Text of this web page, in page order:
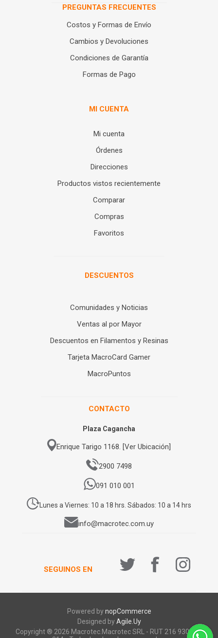
PREGUNTAS FRECUENTES
Costos y Formas de Envío
Cambios y Devoluciones
Condiciones de Garantía
Formas de Pago
MI CUENTA
Mi cuenta
Órdenes
Direcciones
Productos vistos recientemente
Comparar
Compras
Favoritos
DESCUENTOS
Comunidades y Noticias
Ventas al por Mayor
Descuentos en Filamentos y Resinas
Tarjeta MacroCard Gamer
MacroPuntos
CONTACTO
Plaza Cagancha
Enrique Tarigo 1168. [Ver Ubicación]
2900 7498
091 010 001
Lunes a Viernes: 10 a 18 hrs. Sábados: 10 a 14 hrs
info@macrotec.com.uy
SEGUINOS EN
Powered bynopCommerce
Designed byAgile.Uy
Copyright ® 2026 Macrotec.Macrotec SRL - RUT 216 930 920